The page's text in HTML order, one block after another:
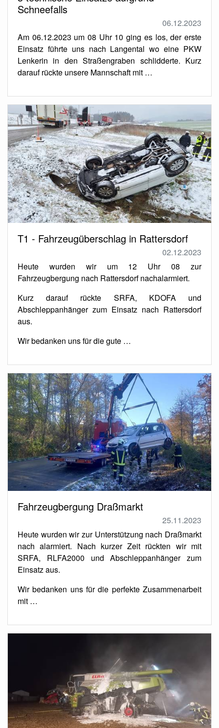
Schneefalls
06.12.2023
Am 06.12.2023 um 08 Uhr 10 ging es los, der erste
Einsatz führte uns nach Langental wo eine PKW
Lenkerin in den Straßengraben schlidderte. Kurz
darauf rückte unsere Mannschaft mit …
T1 - Fahrzeugüberschlag in Rattersdorf
02.12.2023
Heute wurden wir um 12 Uhr 08 zur
Fahrzeugbergung nach Rattersdorf nachalarmiert.
Kurz darauf rückte SRFA, KDOFA und
Abschleppanhänger zum Einsatz nach Rattersdorf
aus.
Wir bedanken uns für die gute …
Fahrzeugbergung Draßmarkt
25.11.2023
Heute wurden wir zur Unterstützung nach Draßmarkt
nach alarmiert. Nach kurzer Zeit rückten wir mit
SRFA, RLFA2000 und Abschleppanhänger zum
Einsatz aus.
Wir bedanken uns für die perfekte Zusammenarbeit
mit …